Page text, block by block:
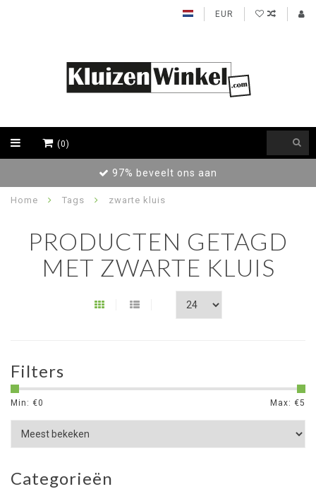
EUR
(0)
97% beveelt ons aan
Home Tags zwarte kluis
PRODUCTEN GETAGD
MET ZWARTE KLUIS
Filters
Min: €0 Max: €5
Categorieën